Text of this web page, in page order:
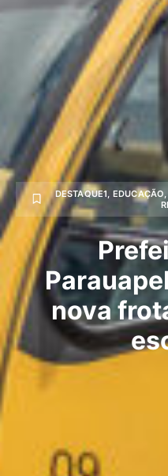
DESTAQUE1 EDUCAÇÃO
nova